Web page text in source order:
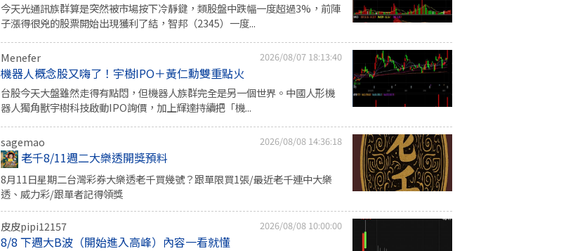
今天光通訊族群算是突然被市場按下冷靜鍵，類股盤中跌幅一度超過3%，前陣
子漲得很兇的股票開始出現獲利了結，智邦（2345）一度...
Menefer 2026/08/07 18:13:40
機器人概念股又嗨了！宇樹IPO＋黃仁勳雙重點火
台股今天大盤雖然走得有點悶，但機器人族群完全是另一個世界。中國人形機
器人獨角獸宇樹科技啟動IPO詢價，加上輝達持續把「機...
sagemao 2026/08/08 14:36:18
老千8/11週二大樂透開獎預料
8月11日星期二台灣彩券大樂透老千買幾號？跟單限買1張/最近老千連中大樂
透、威力彩/跟單者記得領獎
皮皮pipi12157 2026/08/08 10:00:00
8/8 下週大B波（開始進入高峰）內容一看就懂